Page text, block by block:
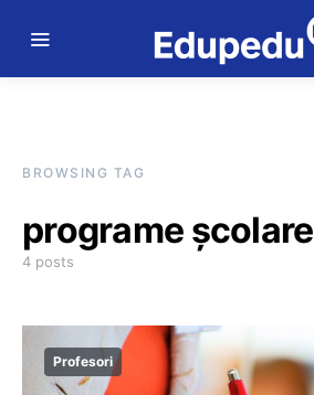
BROWSING TAG
programe școlare
4 posts
Profesori